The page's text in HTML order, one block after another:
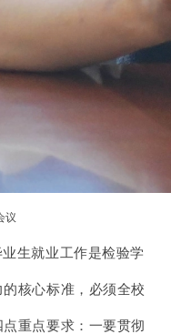
议
生就业工作是检验学
核心标准，必须全校
点重点要求：一要贯彻